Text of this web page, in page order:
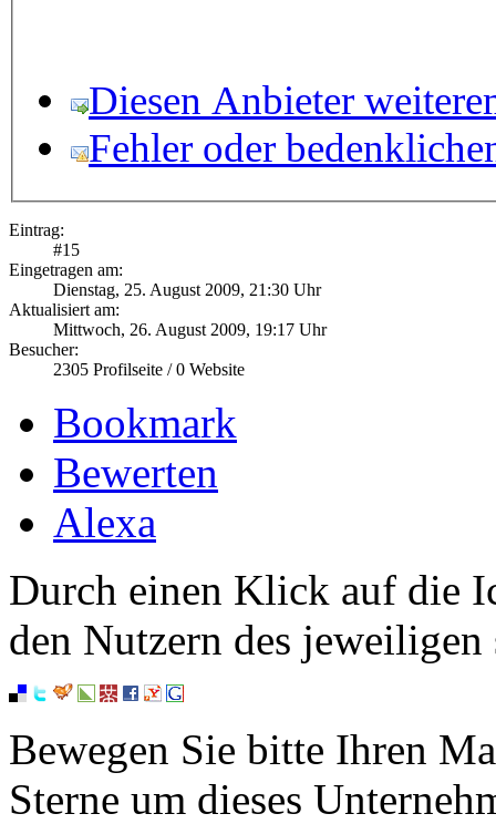
Diesen Anbieter
Fehler oder
Eintrag:
#15
Eingetragen am:
Dienstag, 25. August 2009, 21:30 Uhr
Aktualisiert am:
Mittwoch, 26. August 2009, 19:17 Uhr
Besucher:
2305 Profilseite /0 Website
Bookmark
Bewerten
Alexa
Durch einen Klick auf die
den Nutzern des
Bewegen Sie bitte Ihren
Sterne um dieses